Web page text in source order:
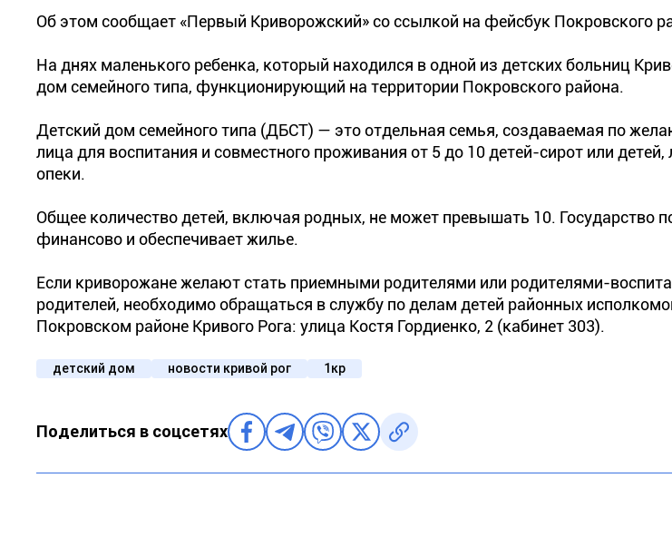
Об этом сообщает «Первый Криворожский» со ссылкой на фейсбук Покровского
На днях маленького ребенка, который находился в одной из детских больниц
дом семейного типа, функционирующий на территории Покровского района.
Детский дом семейного типа (ДБСТ) — это отдельная семья, создаваемая по
лица для воспитания и совместного проживания от 5 до 10 детей-сирот или
опеки.
Общее количество детей, включая родных, не может превышать 10. Государство
финансово и обеспечивает жилье.
Если криворожане желают стать приемными родителями или родителями-
родителей, необходимо обращаться в службу по делам детей районных
Покровском районе Кривого Рога: улица Костя Гордиенко, 2 (кабинет 303).
детский дом новости кривой рог 1кр
Поделиться в соцсетях